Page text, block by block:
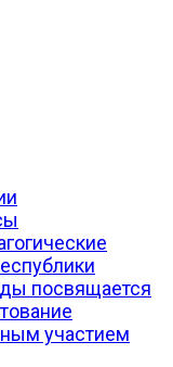
посвящается
участием